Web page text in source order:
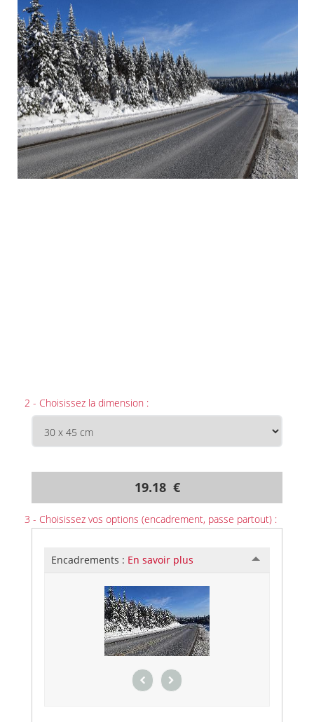
2 - Choisissez la dimension :
19.18 €
3 - Choisissez vos options (encadrement, passe partout) :
Encadrements : En savoir plus